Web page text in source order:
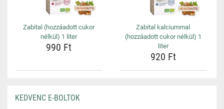
Zabital (hozzáadott cukor
nélkül) 1 liter
990 Ft
Zabital kalciummal
(hozzáadott cukor nélkül) 1
liter
920 Ft
KEDVENC E-BOLTOK